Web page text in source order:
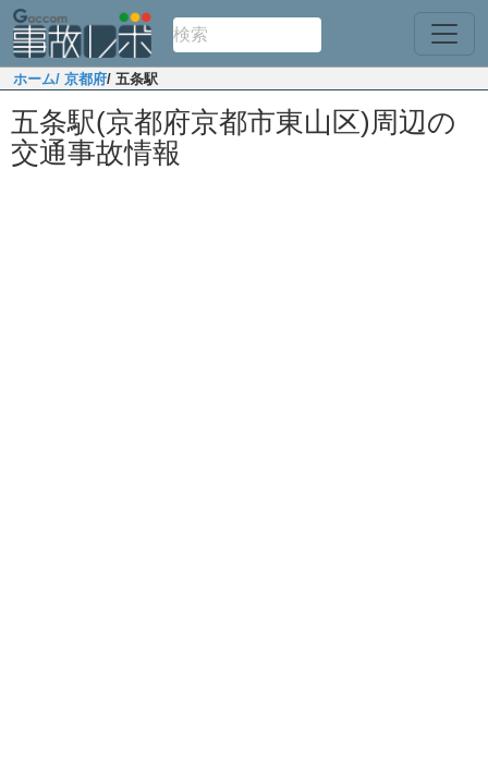
ホーム/ 京都府/ 五条駅
五条駅(京都府京都市東山区)周辺の
交通事故情報